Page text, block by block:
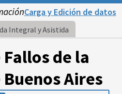
Carga y Edición de datos
Integral y Asistida
de la
Aires